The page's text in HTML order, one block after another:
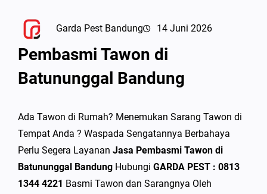
Garda Pest Bandung 14 Juni 2026
Pembasmi Tawon di
Batununggal Bandung
Ada Tawon di Rumah? Menemukan Sarang Tawon di
Tempat Anda ? Waspada Sengatannya Berbahaya
Perlu Segera Layanan Jasa Pembasmi Tawon di
Batununggal Bandung Hubungi GARDA PEST : 0813
1344 4221 Basmi Tawon dan Sarangnya Oleh